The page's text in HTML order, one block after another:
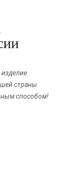
страны
способом!